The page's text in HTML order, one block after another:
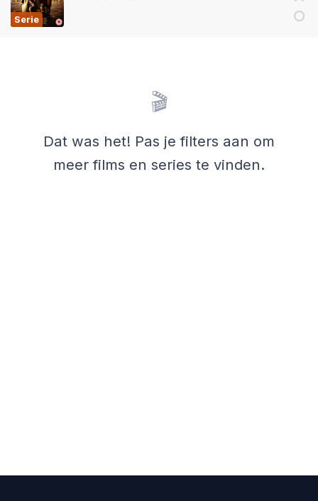
Serie
🎬
Dat was het! Pas je filters aan om
meer films en series te vinden.